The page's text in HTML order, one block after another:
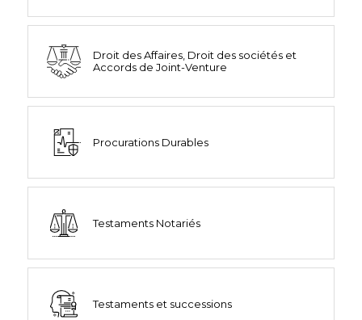
Droit des Affaires, Droit des sociétés et
Accords de Joint-Venture
Procurations Durables
Testaments Notariés
Testaments et successions